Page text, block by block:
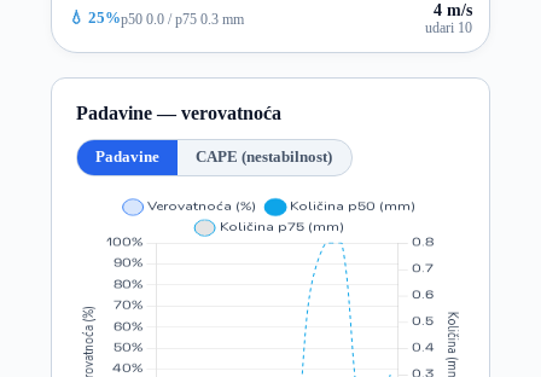
💧 25%p50 0.0 / p75 0.3 mm 4 m/s
udari 10
Padavine — verovatnoća
Padavine CAPE (nestabilnost)